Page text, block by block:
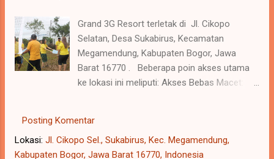
Grand 3G Resort terletak di Jl. Cikopo
Selatan, Desa Sukabirus, Kecamatan
Megamendung, Kabupaten Bogor, Jawa
Barat 16770 . Beberapa poin akses utama
ke lokasi ini meliputi: Akses Bebas Macet:
dianggap sebagai lokasi yang relatif terhindar
dari skema buka-tutup jalur ( one way )
Puncak. Titik Kenal: Terletak di dekat
Posting Komentar
Lokasi: Jl. Cikopo Sel., Sukabirus, Kec. Megamendung,
Kabupaten Bogor, Jawa Barat 16770, Indonesia